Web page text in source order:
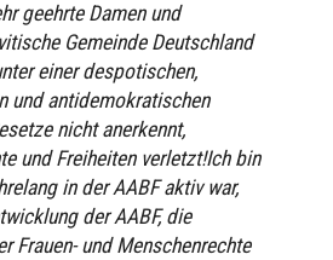
geehrte Damen und
Gemeinde Deutschland
einer despotischen,
und antidemokratischen
nicht anerkennt,
und Freiheiten verletzt!Ich bin
in der AABF aktiv war,
der AABF, die
Frauen- und Menschenrechte